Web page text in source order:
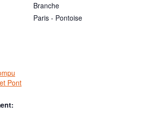
Pont
Branche
Paris - Pontoise